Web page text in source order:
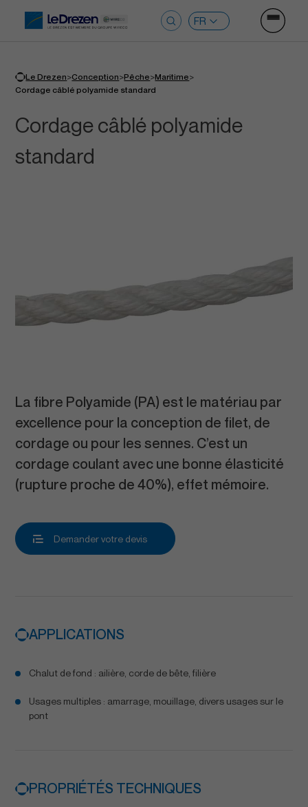
Ouvrir
Rechercher :
Le Drezen>Conception>Pêche>Maritime>
Cordage câblé polyamide standard
Cordage câblé polyamide
standard
La fibre Polyamide (PA) est le matériau par
excellence pour la conception de filet, de
cordage ou pour les sennes. C’est un
cordage coulant avec une bonne élasticité
(rupture proche de 40%), effet mémoire.
Demander votre devis
APPLICATIONS
Chalut de fond : ailière, corde de bête, filière
Usages multiples : amarrage, mouillage, divers usages sur le
pont
PROPRIÉTÉS TECHNIQUES